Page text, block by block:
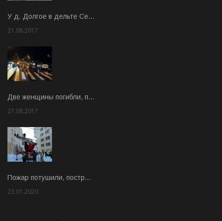
У д. Долгое в дельте Се…
21.08.2017
Две женщины погибли, п…
27.08.2017
Пожар потушили, постр…
23.01.2020